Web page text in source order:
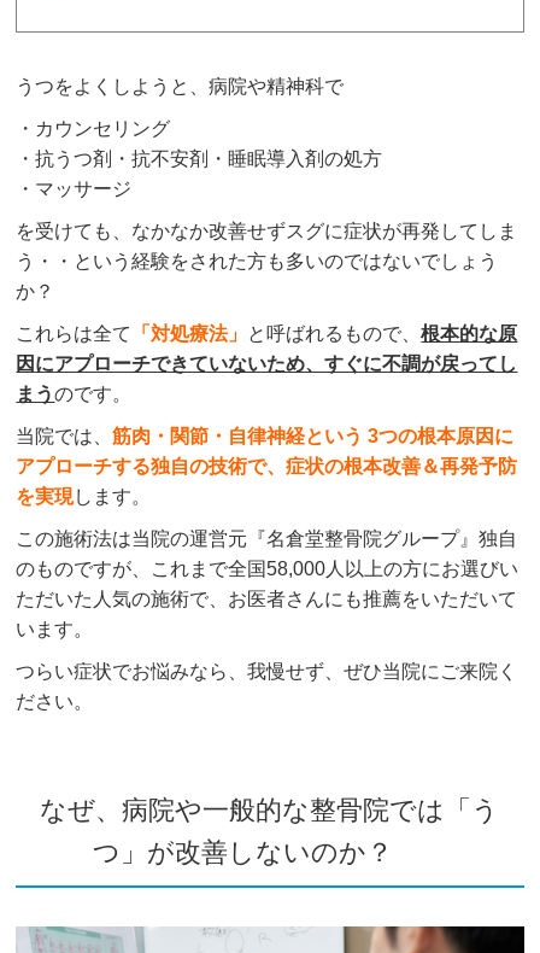
うつをよくしようと、病院や精神科で
・カウンセリング
・抗うつ剤・抗不安剤・睡眠導入剤の処方
・マッサージ
を受けても、なかなか改善せずスグに症状が再発してしま
う・・という経験をされた方も多いのではないでしょう
か？
これらは全て 「対処療法」 と呼ばれるもので、根本的な原
因にアプローチできていないため、すぐに不調が戻ってし
まうのです。
当院では、筋肉・関節・自律神経という 3つの根本原因に
アプローチする独自の技術で、症状の根本改善＆再発予防
を実現します。
この施術法は当院の運営元『名倉堂整骨院グループ』独自
のものですが、これまで全国58,000人以上の方にお選びい
ただいた人気の施術で、お医者さんにも推薦をいただいて
います。
つらい症状でお悩みなら、我慢せず、ぜひ当院にご来院く
ださい。
なぜ、病院や一般的な整骨院では「う
つ」が改善しないのか？